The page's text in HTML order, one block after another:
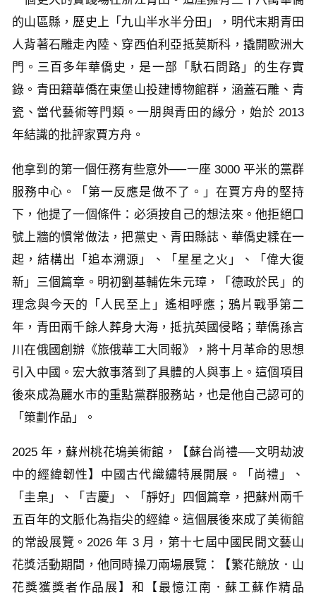
的山區縣，歷史上「九山半水半分田」，明代末期青田
人背著石雕走內陸、穿西伯利亞抵莫斯科，撬開歐洲大
門。三百多年華僑史，是一部「馱石問路」的生存實
錄。青田籍華僑在東堡山投建博物館群，涵蓋石雕、青
瓷、當代藝術等門類。一朋與青田的緣分，始於 2013
年結識的批評家賈方舟。
他拿到的第一個任務有些意外──一座 3000 平米的黨群
服務中心。「第一反應是做不了。」在賈方舟的堅持
下，他提了一個條件：必須按自己的想法來。他拒絕口
號上牆的慣常做法，把黨史、青田縣誌、華僑史糅在一
起，結構出「追本溯源」、「星星之火」、「偉大復
新」三個篇章。明初劉基輔佐朱元璋，「德政於民」的
理念與今天的「人民至上」遙相呼應；鴉片戰爭第二
年，青田兩千餘人葬身大海，抵抗英國侵略；華僑孫言
川在俄國創辦《旅俄華工大同報》，將十月革命的思想
引入中國。宏大敘事落到了具體的人與事上。這個項目
後來成為麗水市的重點黨群服務站，也是他自己認可的
「策劃作品」。
2025 年，蘇州桃花塢美術館，【蘇台尚禮──文明劫波
中的經緯韌性】中國古代織繡特展開展。「尚禮」、
「圭臬」、「吉慶」、「靜好」四個篇章，把蘇州兩千
五百年的文脈化為指尖的經緯。這個展後來成了美術館
的常設展覽。2026 年 3 月，第十七屆中國民間文藝山
花獎活動期間，他同時操刀兩場展覽：【繁花競放．山
花獎獲獎者作品展】和【最憶江南．蘇工蘇作精品